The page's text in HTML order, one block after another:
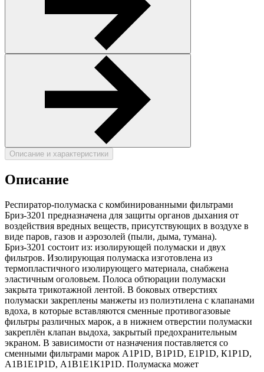
Описание и характеристики
Описание
Респиратор-полумаска с комбинированными фильтрами
Бриз-3201 предназначена для защиты органов дыхания от
воздействия вредных веществ, присутствующих в воздухе в
виде паров, газов и аэрозолей (пыли, дыма, тумана).
Бриз-3201 состоит из: изолирующей полумаски и двух
фильтров. Изолирующая полумаска изготовлена из
термопластичного изолирующего материала, снабжена
эластичным оголовьем. Полоса обтюрации полумаски
закрыта трикотажной лентой. В боковых отверстиях
полумаски закреплены манжеты из полиэтилена с клапанами
вдоха, в которые вставляются сменные противогазовые
фильтры различных марок, а в нижнем отверстии полумаски
закреплён клапан выдоха, закрытый предохранительным
экраном. В зависимости от назначения поставляется со
сменными фильтрами марок А1Р1D, В1Р1D, Е1Р1D, К1Р1D,
A1B1E1P1D, А1В1Е1К1Р1D. Полумаска может